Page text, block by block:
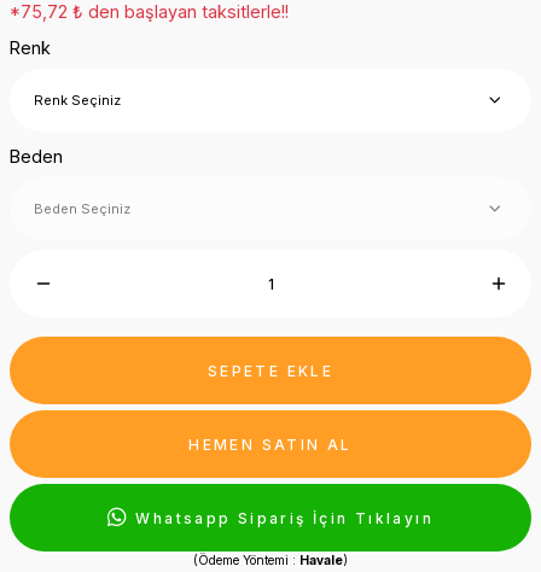
*75,72 ₺ den başlayan taksitlerle!!
Renk
Beden
SEPETE EKLE
HEMEN SATIN AL
Whatsapp Sipariş İçin Tıklayın
(Ödeme Yöntemi : Havale)